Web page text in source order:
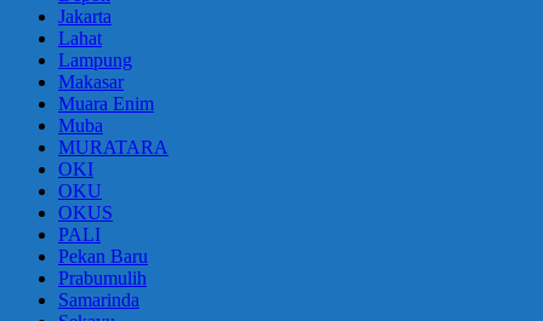
Jakarta
Lahat
Lampung
Makasar
Muara Enim
Muba
MURATARA
OKI
OKU
OKUS
PALI
Pekan Baru
Prabumulih
Samarinda